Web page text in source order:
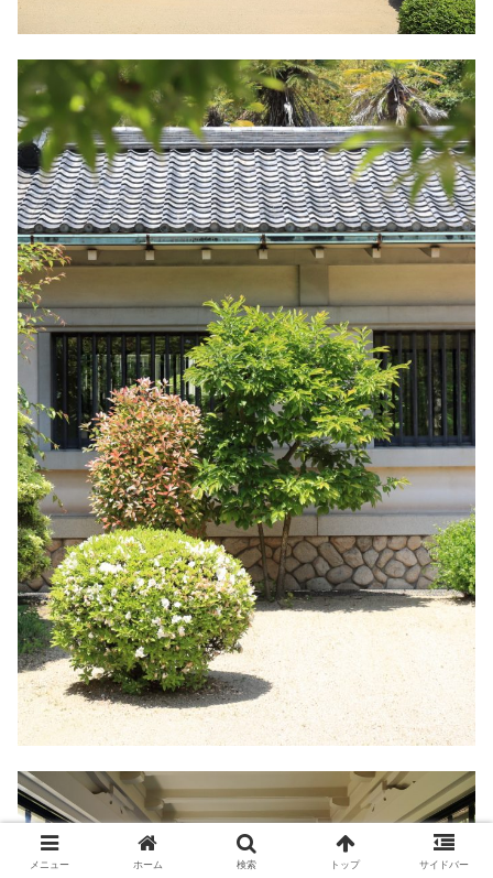
メニュー ホーム 検索 トップ サイドバー